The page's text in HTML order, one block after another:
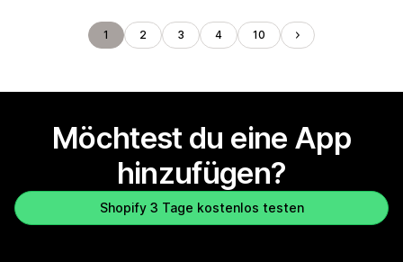
1 2 3 4 10
Möchtest du eine App
hinzufügen?
Shopify 3 Tage kostenlos testen